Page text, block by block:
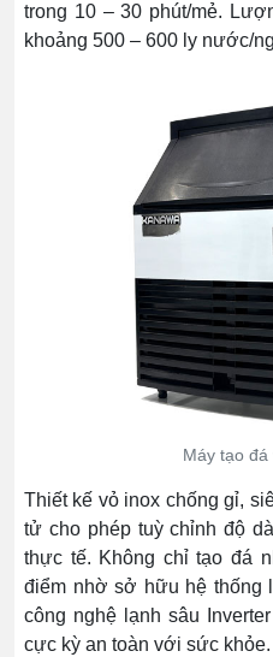
trong 10 – 30 phút/mẻ.
khoảng 500 – 600 ly nước/
Máy tạo đá
Thiết kế vỏ inox chống gỉ,
tử cho phép tuỳ chỉnh độ
thực tế. Không chỉ tạo đá
điểm nhờ sở hữu hệ thống
công nghệ lạnh sâu
cực kỳ an toàn với sức khỏe.